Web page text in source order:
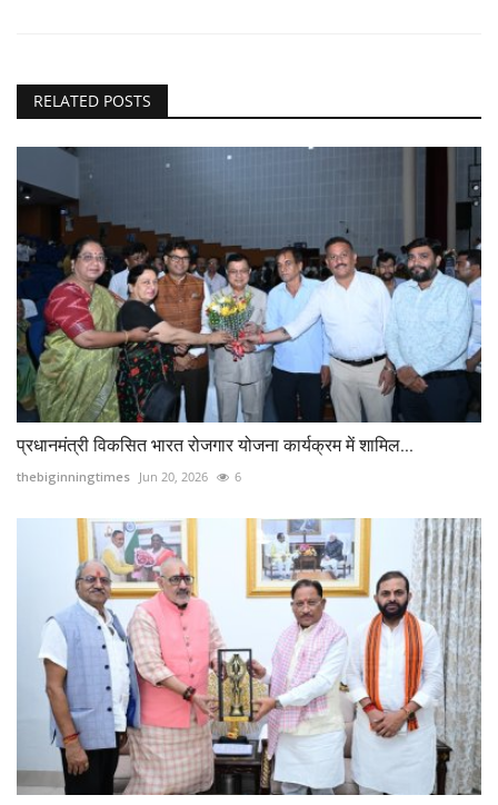
RELATED POSTS
प्रधानमंत्री विकसित भारत रोजगार योजना कार्यक्रम में शामिल...
thebiginningtimes Jun 20, 2026 6